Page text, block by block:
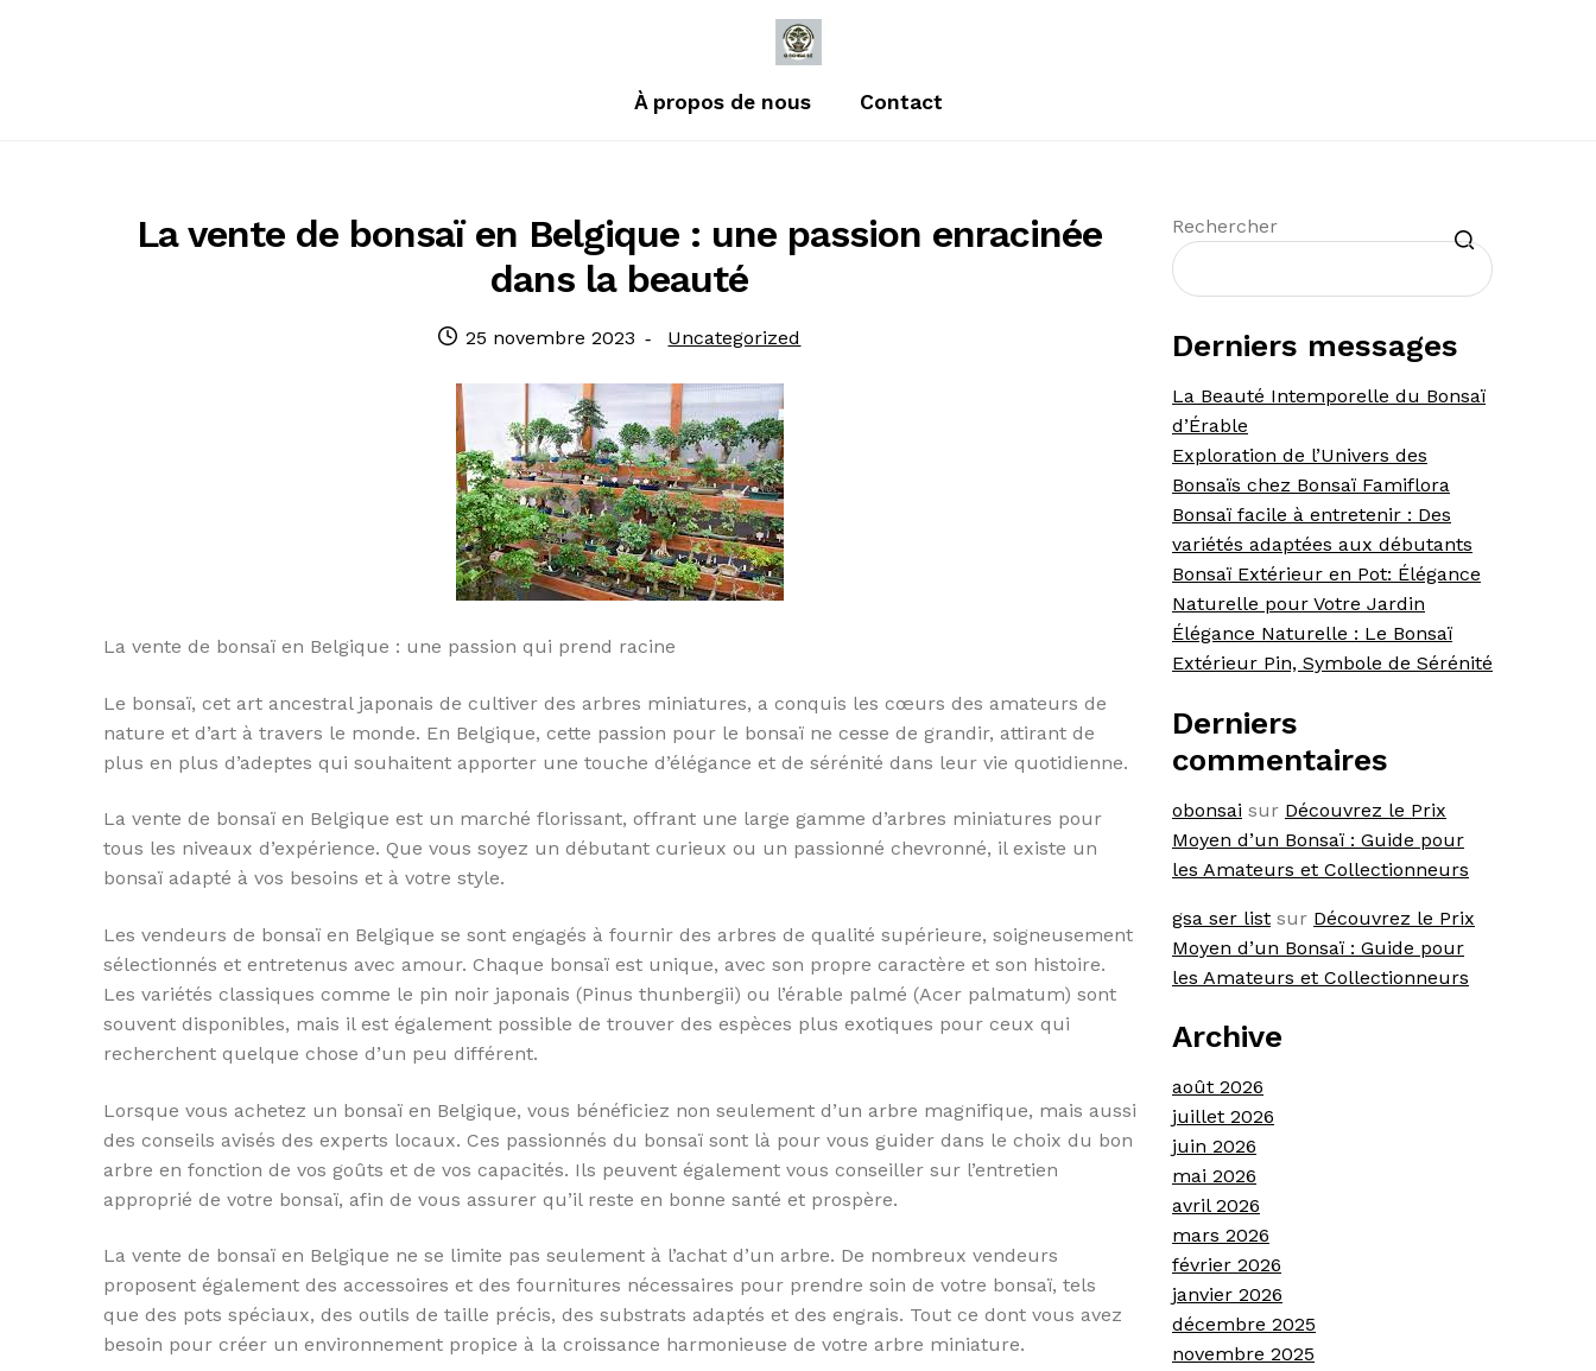
À propos de nous Contact
La vente de bonsaï en Belgique : une passion enracinée
dans la beauté
Publié
25 novembre 2023
Catégorie
Uncategorized
La vente de bonsaï en Belgique : une passion qui prend racine
Le bonsaï, cet art ancestral japonais de cultiver des arbres miniatures, a conquis les cœurs des amateurs de
nature et d’art à travers le monde. En Belgique, cette passion pour le bonsaï ne cesse de grandir, attirant de
plus en plus d’adeptes qui souhaitent apporter une touche d’élégance et de sérénité dans leur vie quotidienne.
La vente de bonsaï en Belgique est un marché florissant, offrant une large gamme d’arbres miniatures pour
tous les niveaux d’expérience. Que vous soyez un débutant curieux ou un passionné chevronné, il existe un
bonsaï adapté à vos besoins et à votre style.
Les vendeurs de bonsaï en Belgique se sont engagés à fournir des arbres de qualité supérieure, soigneusement
sélectionnés et entretenus avec amour. Chaque bonsaï est unique, avec son propre caractère et son histoire.
Les variétés classiques comme le pin noir japonais (Pinus thunbergii) ou l’érable palmé (Acer palmatum) sont
souvent disponibles, mais il est également possible de trouver des espèces plus exotiques pour ceux qui
recherchent quelque chose d’un peu différent.
Lorsque vous achetez un bonsaï en Belgique, vous bénéficiez non seulement d’un arbre magnifique, mais aussi
des conseils avisés des experts locaux. Ces passionnés du bonsaï sont là pour vous guider dans le choix du bon
arbre en fonction de vos goûts et de vos capacités. Ils peuvent également vous conseiller sur l’entretien
approprié de votre bonsaï, afin de vous assurer qu’il reste en bonne santé et prospère.
La vente de bonsaï en Belgique ne se limite pas seulement à l’achat d’un arbre. De nombreux vendeurs
proposent également des accessoires et des fournitures nécessaires pour prendre soin de votre bonsaï, tels
que des pots spéciaux, des outils de taille précis, des substrats adaptés et des engrais. Tout ce dont vous avez
besoin pour créer un environnement propice à la croissance harmonieuse de votre arbre miniature.
Rechercher
Recherche
Derniers messages
La Beauté Intemporelle du Bonsaï
d’Érable
Exploration de l’Univers des
Bonsaïs chez Bonsaï Famiflora
Bonsaï facile à entretenir : Des
variétés adaptées aux débutants
Bonsaï Extérieur en Pot: Élégance
Naturelle pour Votre Jardin
Élégance Naturelle : Le Bonsaï
Extérieur Pin, Symbole de Sérénité
Derniers
commentaires
obonsai sur Découvrez le Prix
Moyen d’un Bonsaï : Guide pour
les Amateurs et Collectionneurs
gsa ser list sur Découvrez le Prix
Moyen d’un Bonsaï : Guide pour
les Amateurs et Collectionneurs
Archive
août 2026
juillet 2026
juin 2026
mai 2026
avril 2026
mars 2026
février 2026
janvier 2026
décembre 2025
novembre 2025